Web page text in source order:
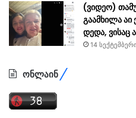
(ვიდეო)
გაამხილა აი
დედა, ვისაც
14
ონლაინ